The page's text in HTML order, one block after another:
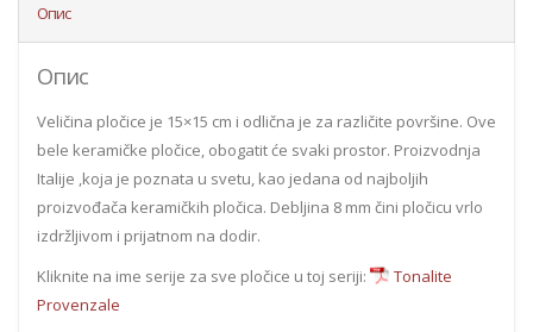
Опис
Опис
Veličina pločice je 15×15 cm i odlična je za različite površine. Ove
bele keramičke pločice, obogatit će svaki prostor. Proizvodnja
Italije ,koja je poznata u svetu, kao jedana od najboljih
proizvođača keramičkih pločica. Debljina 8 mm čini pločicu vrlo
izdržljivom i prijatnom na dodir.
Kliknite na ime serije za sve pločice u toj seriji:
Tonalite
Provenzale